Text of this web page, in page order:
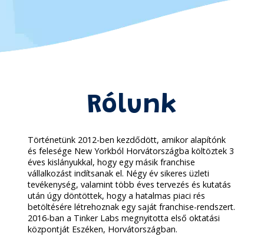
Rólunk
Történetünk 2012-ben kezdődött, amikor alapítónk
és felesége New Yorkból Horvátországba költöztek 3
éves kislányukkal, hogy egy másik franchise
vállalkozást indítsanak el. Négy év sikeres üzleti
tevékenység, valamint több éves tervezés és kutatás
után úgy döntöttek, hogy a hatalmas piaci rés
betöltésére létrehoznak egy saját franchise-rendszert.
2016-ban a Tinker Labs megnyitotta első oktatási
központját Eszéken, Horvátországban.